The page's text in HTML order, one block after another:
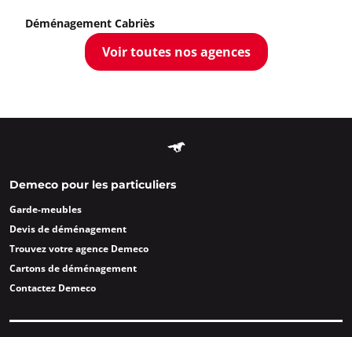
Déménagement Cabriès
Voir toutes nos agences
Demeco pour les particuliers
Garde-meubles
Devis de déménagement
Trouvez votre agence Demeco
Cartons de déménagement
Contactez Demeco